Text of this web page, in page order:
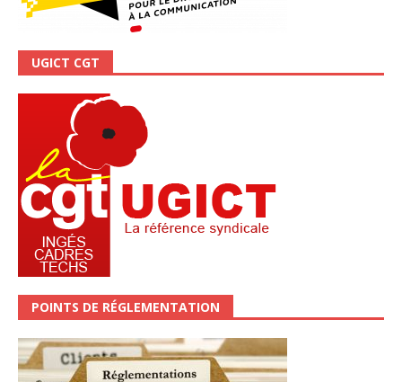
UGICT CGT
POINTS DE RÉGLEMENTATION